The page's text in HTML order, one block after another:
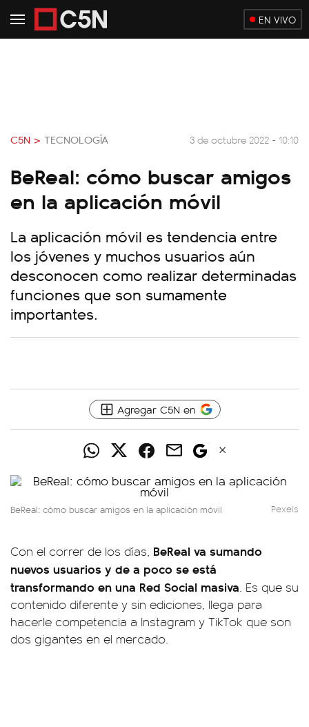
EN VIVO
C5N > TECNOLOGÍA 3 de octubre 2022 - 10:10
BeReal: cómo buscar amigos
en la aplicación móvil
La aplicación móvil es tendencia entre
los jóvenes y muchos usuarios aún
desconocen como realizar determinadas
funciones que son sumamente
importantes.
Agregar C5N en
BeReal: cómo buscar amigos en la aplicación móvil Pexels
Con el correr de los días, BeReal va sumando
nuevos usuarios y de a poco se está
transformando en una Red Social masiva. Es que su
contenido diferente y sin ediciones, llega para
hacerle competencia a Instagram y TikTok que son
dos gigantes en el mercado.